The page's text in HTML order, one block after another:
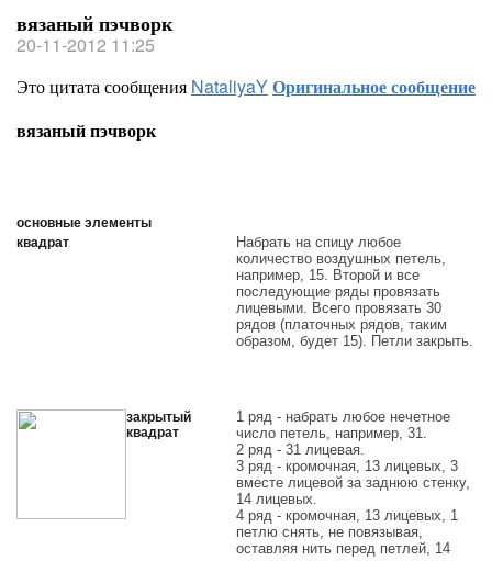
вязаный пэчворк
20-11-2012 11:25
Это цитата сообщения NataliyaYОригинальное сообщение
вязаный пэчворк
основные элементы
квадрат
Набрать на спицу любое
количество воздушных петель,
например, 15. Второй и все
последующие ряды провязать
лицевыми. Всего провязать 30
рядов (платочных рядов, таким
образом, будет 15). Петли закрыть.
закрытый
квадрат
1 ряд - набрать любое нечетное
число петель, например, 31.
2 ряд - 31 лицевая.
3 ряд - кромочная, 13 лицевых, 3
вместе лицевой за заднюю стенку,
14 лицевых.
4 ряд - кромочная, 13 лицевых, 1
петлю снять, не повязывая,
оставляя нить перед петлей, 14